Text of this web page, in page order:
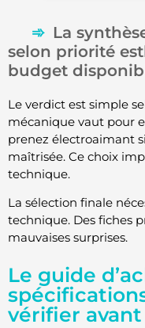
La
selon priorité
budget
Le verdict est simple
mécanique vaut pour
prenez électroaimant
maîtrisée. Ce choix
technique.
La sélection finale
technique. Des fiches
mauvaises surprises.
Le guide
vérifier